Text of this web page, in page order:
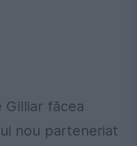
Gilliar făcea
nou parteneriat